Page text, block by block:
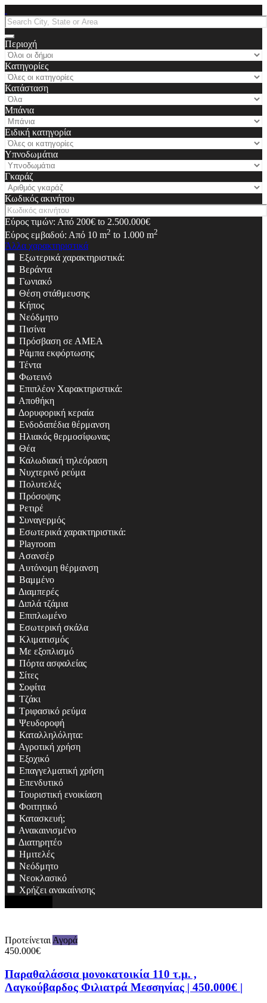
Περιοχή
Κατηγορίες
Κατάσταση
Μπάνια
Ειδική κατηγορία
Υπνοδωμάτια
Γκαράζ
Κωδικός ακινήτου
Εύρος τιμών: Από 200€ to 2.500.000€
Εύρος εμβαδού: Από 10 m2 to 1.000 m2
Άλλα χαρακτηριστικά
Εξωτερικά χαρακτηριστικά:
Βεράντα
Γωνιακό
Θέση στάθμευσης
Κήπος
Νεόδμητο
Πισίνα
Πρόσβαση σε ΑΜΕΑ
Ράμπα εκφόρτωσης
Τέντα
Φωτεινό
Επιπλέον Χαρακτηριστικά:
Αποθήκη
Δορυφορική κεραία
Ενδοδαπέδια θέρμανση
Ηλιακός θερμοσίφωνας
Θέα
Καλωδιακή τηλεόραση
Νυχτερινό ρεύμα
Πολυτελές
Πρόσοψης
Ρετιρέ
Συναγερμός
Εσωτερικά χαρακτηριστικά:
Playroom
Ασανσέρ
Αυτόνομη θέρμανση
Βαμμένο
Διαμπερές
Διπλά τζάμια
Επιπλωμένο
Εσωτερική σκάλα
Κλιματισμός
Με εξοπλισμό
Πόρτα ασφαλείας
Σίτες
Σοφίτα
Τζάκι
Τριφασικό ρεύμα
Ψευδοροφή
Καταλληλόλητα:
Αγροτική χρήση
Εξοχικό
Επαγγελματική χρήση
Επενδυτικό
Τουριστική ενοικίαση
Φοιτητικό
Κατασκευή;
Ανακαινισμένο
Διατηρητέο
Ημιτελές
Νεόδμητο
Νεοκλασικό
Χρήζει ανακαίνισης
Προτείνεται Αγορά
450.000€
Παραθαλάσσια μονοκατοικία 110 τ.μ. ,
Λαγκούβαρδος Φιλιατρά Μεσσηνίας | 450.000€ |